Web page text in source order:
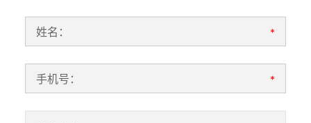
姓名： *
手机号： *